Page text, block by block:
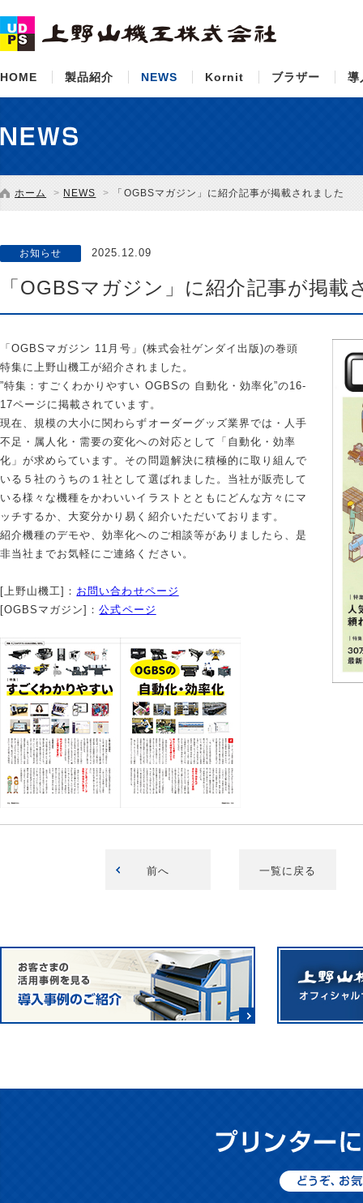
HOME 製品紹介 NEWS Kornit ブラザー 導
ホーム NEWS 「OGBSマガジン」に紹介記事が掲載されました
お知らせ 2025.12.09
「OGBSマガジン」に紹介記事が掲載
「OGBSマガジン 11月号」(株式会社ゲンダイ出版)の巻頭
特集に上野山機工が紹介されました。
”特集：すごくわかりやすい OGBSの 自動化・効率化”の16-
17ページに掲載されています。
現在、規模の大小に関わらずオーダーグッズ業界では・人手
不足・属人化・需要の変化への対応として「自動化・効率
化」が求めらています。その問題解決に積極的に取り組んで
いる５社のうちの１社として選ばれました。当社が販売して
いる様々な機種をかわいいイラストとともにどんな方々にマ
ッチするか、大変分かり易く紹介いただいております。
紹介機種のデモや、効率化へのご相談等がありましたら、是
非当社までお気軽にご連絡ください。
[上野山機工]： お問い合わせページ
[OGBSマガジン]：公式ページ
前へ 一覧に戻る